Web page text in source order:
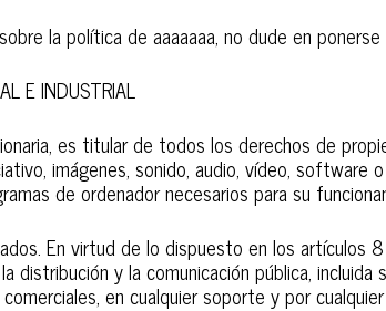
la política de aaaaaaa, no dude en
E INDUSTRIAL
es titular de todos los derechos de
imágenes, sonido, audio, vídeo,
de ordenador necesarios para su
En virtud de lo dispuesto en los artículos
distribución y la comunicación pública,
en cualquier soporte y por